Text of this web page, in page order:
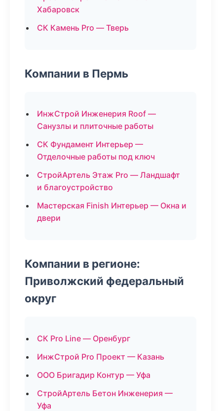
Хабаровск
СК Камень Pro — Тверь
Компании в Пермь
ИнжСтрой Инженерия Roof —
Санузлы и плиточные работы
СК Фундамент Интерьер —
Отделочные работы под ключ
СтройАртель Этаж Pro — Ландшафт
и благоустройство
Мастерская Finish Интерьер — Окна и
двери
Компании в регионе:
Приволжский федеральный
округ
СК Pro Line — Оренбург
ИнжСтрой Pro Проект — Казань
ООО Бригадир Контур — Уфа
СтройАртель Бетон Инженерия —
Уфа